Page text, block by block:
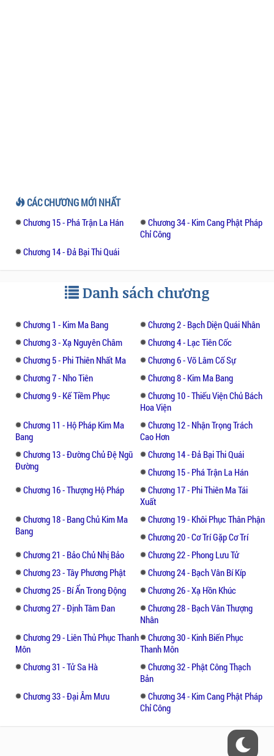
CÁC CHƯƠNG MỚI NHẤT
Chương 15 - Phá Trận La Hán
Chương 34 - Kim Cang Phật Pháp
Chỉ Công
Chương 14 - Đả Bại Thi Quái
Danh sách chương
Chương 1 - Kim Ma Bang
Chương 2 - Bạch Diện Quái Nhân
Chương 3 - Xạ Nguyên Châm
Chương 4 - Lạc Tiên Cốc
Chương 5 - Phi Thiên Nhất Ma
Chương 6 - Võ Lâm Cố Sự
Chương 7 - Nho Tiên
Chương 8 - Kim Ma Bang
Chương 9 - Kế Tiềm Phục
Chương 10 - Thiếu Viện Chủ Bách
Hoa Viện
Chương 11 - Hộ Pháp Kim Ma
Bang
Chương 12 - Nhận Trọng Trách
Cao Hơn
Chương 13 - Đường Chủ Đệ Ngũ
Đường
Chương 14 - Đả Bại Thi Quái
Chương 15 - Phá Trận La Hán
Chương 16 - Thượng Hộ Pháp
Chương 17 - Phi Thiên Ma Tái
Xuất
Chương 18 - Bang Chủ Kim Ma
Bang
Chương 19 - Khôi Phục Thân Phận
Chương 20 - Cơ Trí Gặp Cơ Trí
Chương 21 - Bảo Chủ Nhị Bảo
Chương 22 - Phong Lưu Tử
Chương 23 - Tây Phương Phật
Chương 24 - Bạch Vân Bí Kíp
Chương 25 - Bí Ẩn Trong Động
Chương 26 - Xạ Hồn Khúc
Chương 27 - Định Tâm Đan
Chương 28 - Bạch Vân Thượng
Nhân
Chương 29 - Liên Thủ Phục Thanh
Môn
Chương 30 - Kinh Biến Phục
Thanh Môn
Chương 31 - Tử Sa Hà
Chương 32 - Phật Công Thạch
Bản
Chương 33 - Đại Âm Mưu
Chương 34 - Kim Cang Phật Pháp
Chỉ Công